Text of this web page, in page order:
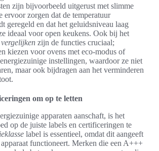
zijn bijvoorbeeld uitgerust met slimme
ervoor zorgen dat de temperatuur
geregeld en dat het geluidsniveau laag
ideaal voor open keukens. Ook bij het
zijn de functies cruciaal;
kiezen voor ovens met eco-modus of
instellingen, waardoor ze niet
maar ook bijdragen aan het verminderen
om op te letten
apparaten aanschaft, is het
op de juiste labels en certificeringen te
label is essentieel, omdat dit aangeeft
functioneert. Merken die een A+++